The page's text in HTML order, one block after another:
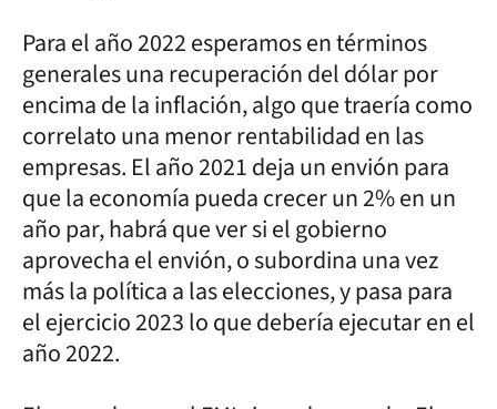
Para el año 2022 esperamos en términos
generales una recuperación del dólar por
encima de la inflación, algo que traería como
correlato una menor rentabilidad en las
empresas. El año 2021 deja un envión para
que la economía pueda crecer un 2% en un
año par, habrá que ver si el gobierno
aprovecha el envión, o subordina una vez
más la política a las elecciones, y pasa para
el ejercicio 2023 lo que debería ejecutar en el
año 2022.